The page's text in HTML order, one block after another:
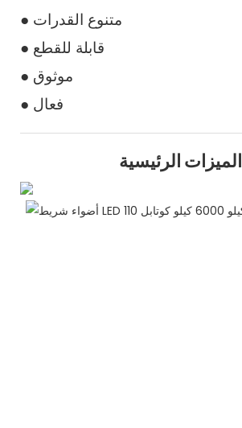
● متنوع القدرات
● قابلة للقطع
● موثوق
● فعال
الميزات الرئيسية